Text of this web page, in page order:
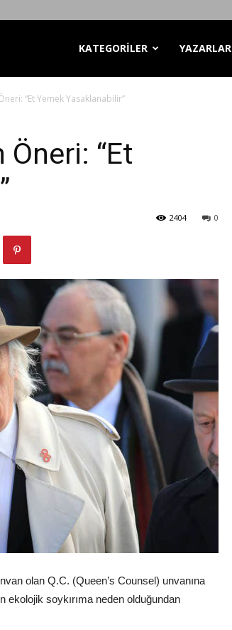
KATEGORİLER YAZARLAR
“Et Yemek Yasaklanabilir”
“Et
0
2404
olan Q.C. (Queen’s Counsel) unvanına
ekolojik soykırıma neden olduğundan